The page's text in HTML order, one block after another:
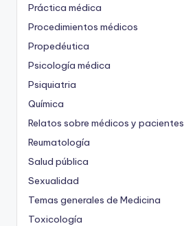
Práctica médica
Procedimientos médicos
Propedéutica
Psicología médica
Psiquiatria
Química
Relatos sobre médicos y pacientes
Reumatología
Salud pública
Sexualidad
Temas generales de Medicina
Toxicología